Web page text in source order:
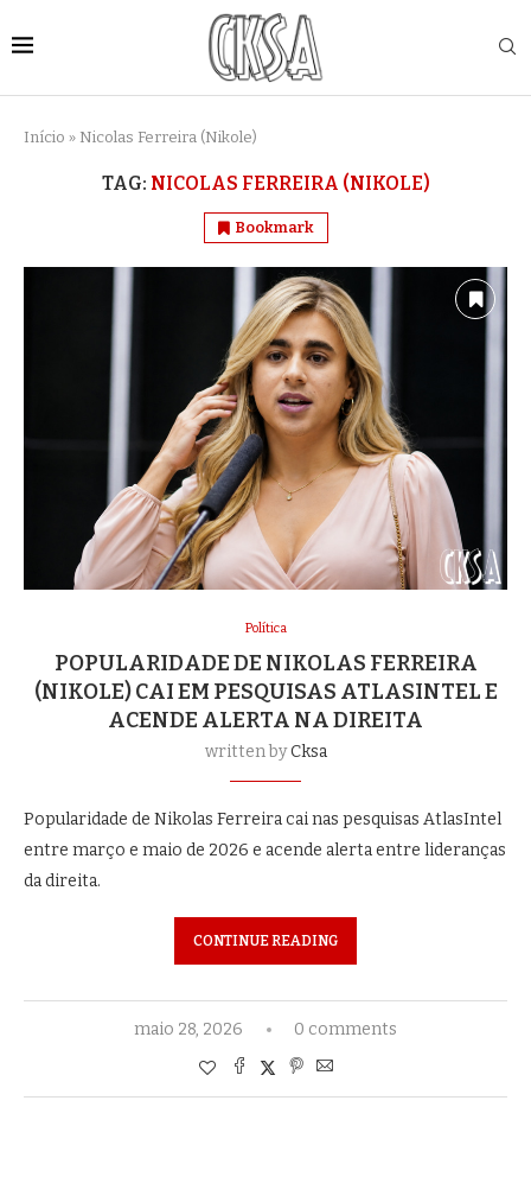
Início » Nicolas Ferreira (Nikole)
TAG: NICOLAS FERREIRA (NIKOLE)
Bookmark
Política
POPULARIDADE DE NIKOLAS FERREIRA
(NIKOLE) CAI EM PESQUISAS ATLASINTEL E
ACENDE ALERTA NA DIREITA
written byCksa
Popularidade de Nikolas Ferreira cai nas pesquisas AtlasIntel
entre março e maio de 2026 e acende alerta entre lideranças
da direita.
CONTINUE READING
maio 28, 2026 0 comments